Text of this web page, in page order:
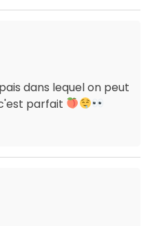
dans lequel on peut
parfait